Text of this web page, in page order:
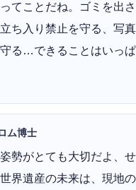
てことだね。ゴミを出
ち入り禁止を守る、写
る…できることはいっ
ム博士
勢がとても大切だよ、
界遺産の未来は、現地